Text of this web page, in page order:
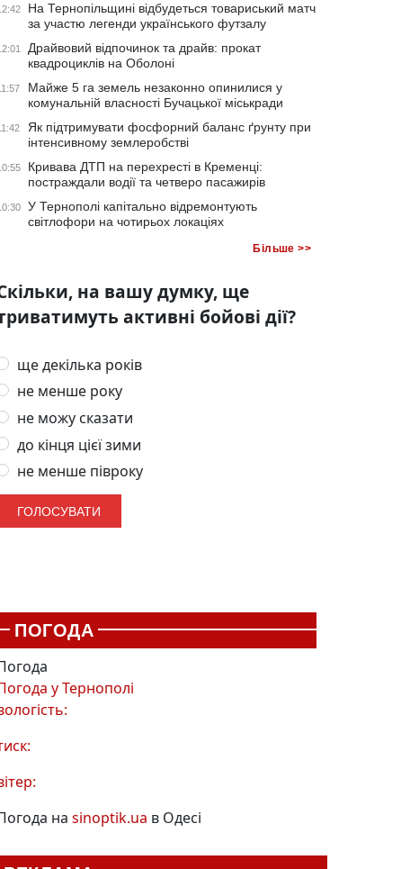
На Тернопільщині відбудеться товариський матч
за участю легенди українського футзалу
Драйвовий відпочинок та драйв: прокат
квадроциклів на Оболоні
Майже 5 га земель незаконно опинилися у
комунальній власності Бучацької міськради
Як підтримувати фосфорний баланс ґрунту при
інтенсивному землеробстві
Кривава ДТП на перехресті в Кременці:
постраждали водії та четверо пасажирів
У Тернополі капітально відремонтують
світлофори на чотирьох локаціях
Більше >>
на вашу думку, ще
активні бойові дії?
ще декілька років
не менше року
не можу сказати
до кінця цієї зими
не менше півроку
ПОГОДА
уТернополі
на sinoptik.ua в Одесі